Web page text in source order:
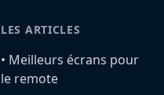
LES ARTICLES
•️ Meilleurs écrans pour
le remote